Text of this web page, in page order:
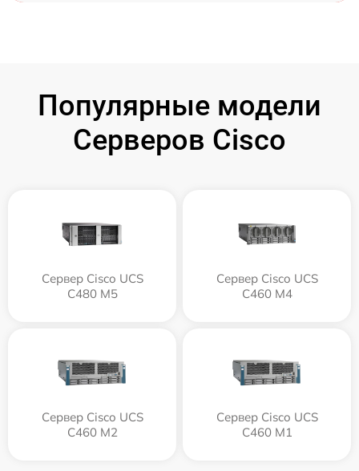
Популярные модели
Серверов Cisco
Сервер Cisco UCS
C480 M5
Сервер Cisco UCS
C460 M4
Сервер Cisco UCS
C460 M2
Сервер Cisco UCS
C460 M1